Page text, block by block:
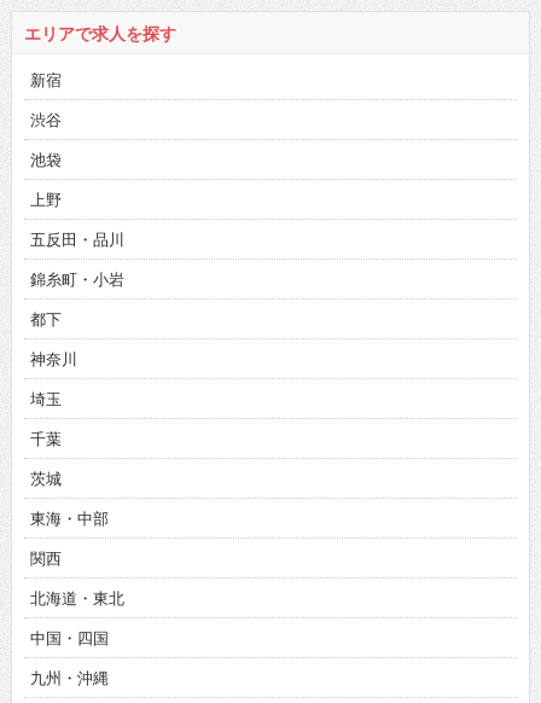
エリアで求人を探す
新宿
渋谷
池袋
上野
五反田・品川
錦糸町・小岩
都下
神奈川
埼玉
千葉
茨城
東海・中部
関西
北海道・東北
中国・四国
九州・沖縄